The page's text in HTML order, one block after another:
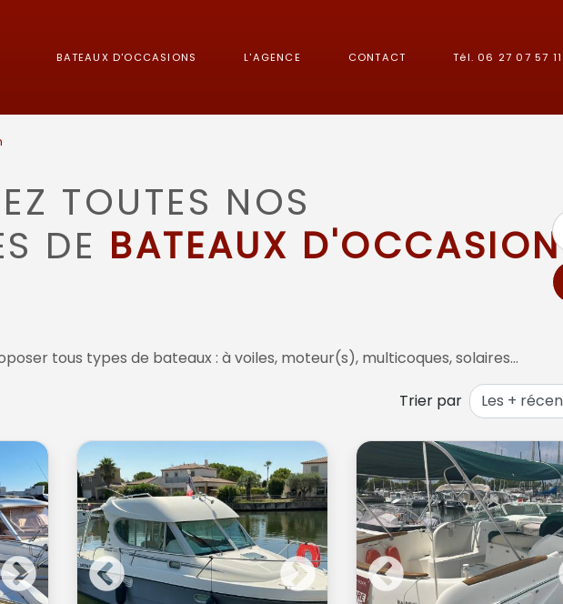
BATEAUX D'OCCASIONS L'AGENCE CONTACT Tél. 06 27 07 57 11
TOUTES NOS
DE BATEAUX D'OCCASION
tous types de bateaux : à voiles, moteur(s), multicoques, solaires…
Trier par